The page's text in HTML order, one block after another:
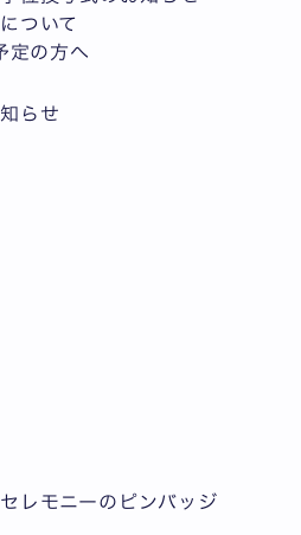
ついて
定の方へ
らせ
レモニーのピンバッジ